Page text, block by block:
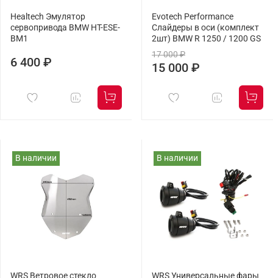
Healtech Эмулятор
сервопривода BMW HT-ESE-
BM1
6 400 ₽
Evotech Performance
Слайдеры в оси (комплект
2шт) BMW R 1250 / 1200 GS
17 000 ₽
15 000 ₽
В наличии В наличии